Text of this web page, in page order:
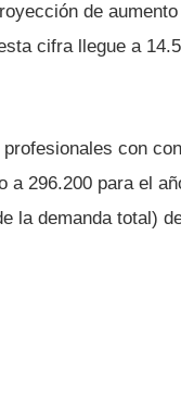
de
cifra llegue a
con
a 296.200 para el
la demanda total)